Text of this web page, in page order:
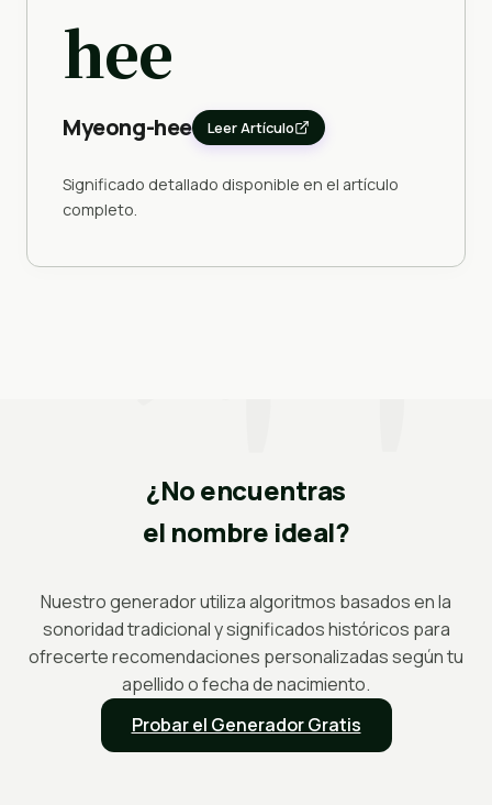
hee
Myeong-hee Leer Artículo
Significado detallado disponible en el artículo
completo.
¿No encuentras
el nombre ideal?
Nuestro generador utiliza algoritmos basados en la
sonoridad tradicional y significados históricos para
ofrecerte recomendaciones personalizadas según tu
apellido o fecha de nacimiento.
Probar el Generador Gratis